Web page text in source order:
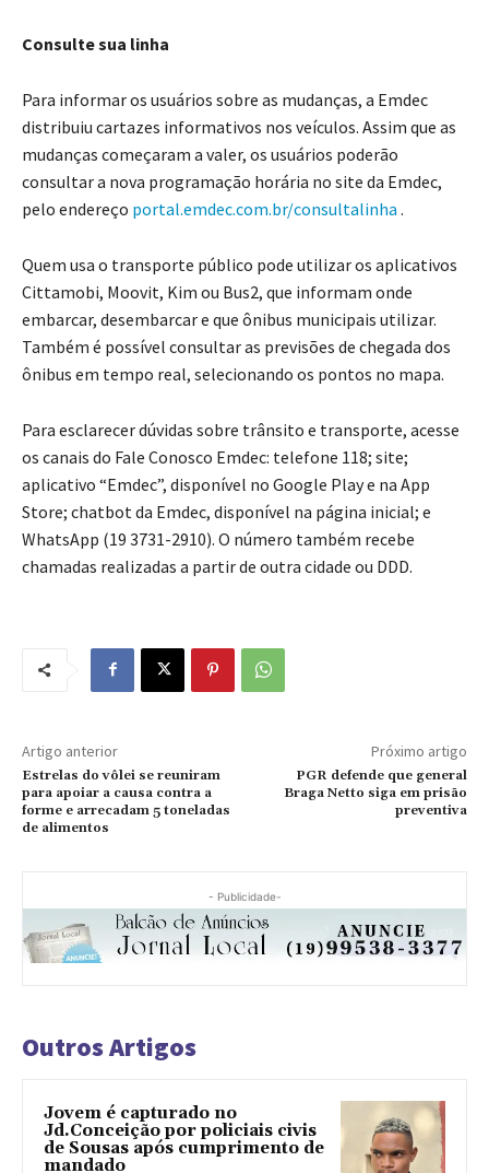
Consulte sua linha
Para informar os usuários sobre as mudanças, a Emdec
distribuiu cartazes informativos nos veículos. Assim que as
mudanças começaram a valer, os usuários poderão
consultar a nova programação horária no site da Emdec,
pelo endereço portal.emdec.com.br/consultalinha .
Quem usa o transporte público pode utilizar os aplicativos
Cittamobi, Moovit, Kim ou Bus2, que informam onde
embarcar, desembarcar e que ônibus municipais utilizar.
Também é possível consultar as previsões de chegada dos
ônibus em tempo real, selecionando os pontos no mapa.
Para esclarecer dúvidas sobre trânsito e transporte, acesse
os canais do Fale Conosco Emdec: telefone 118; site;
aplicativo “Emdec”, disponível no Google Play e na App
Store; chatbot da Emdec, disponível na página inicial; e
WhatsApp (19 3731-2910). O número também recebe
chamadas realizadas a partir de outra cidade ou DDD.
Artigo anterior
Estrelas do vôlei se reuniram
para apoiar a causa contra a
forme e arrecadam 5 toneladas
de alimentos
Próximo artigo
PGR defende que general
Braga Netto siga em prisão
preventiva
- Publicidade-
Outros Artigos
Jovem é capturado no
Jd.Conceição por policiais civis
de Sousas após cumprimento de
mandado